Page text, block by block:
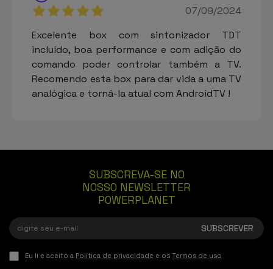
07/09/2024
Excelente box com sintonizador TDT
incluído, boa performance e com adição do
comando poder controlar também a TV.
Recomendo esta box para dar vida a uma TV
analógica e torná-la atual com AndroidTV !
SUBSCREVA-SE NO
NOSSO NEWSLETTER
POWERPLANET
Eu li e aceito a Política de privacidade e os Termos de uso